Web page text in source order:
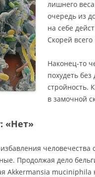
лишнего
очередь из
на себе
Скорей
Наконец-то
похудеть
стройность.
в замочной
«Нет»
Продолжая дело
Аkkermansia